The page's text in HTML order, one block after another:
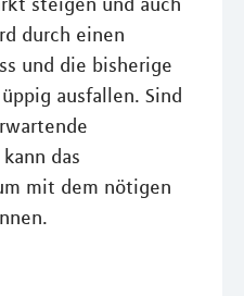
durch einen
und die bisherige
ausfallen. Sind
das
mit dem nötigen